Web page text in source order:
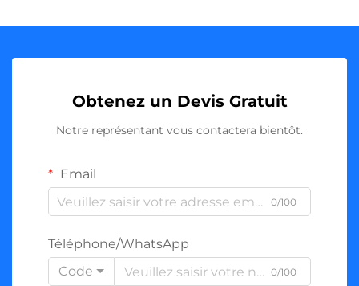
Obtenez un Devis Gratuit
Notre représentant vous contactera bientôt.
Email
0/100
Téléphone/WhatsApp
Code
0/100